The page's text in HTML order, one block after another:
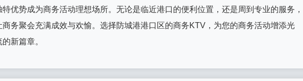
优势成为商务活动理想场所。无论是临近港口的便利位置，还是周到专业的服务，
务聚会充满成效与欢愉。选择防城港港口区的商务KTV，为您的商务活动增添光
新篇章。